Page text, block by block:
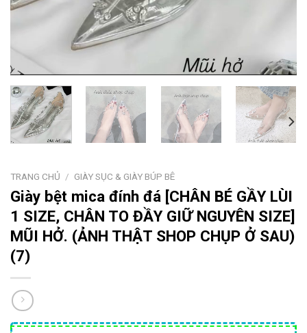
TRANG CHỦ / GIÀY SỤC & GIÀY BÚP BÊ
Giày bệt mica đính đá [CHÂN BÉ GẦY LÙI
1 SIZE, CHÂN TO ĐẦY GIỮ NGUYÊN SIZE]
MŨI HỞ. (ẢNH THẬT SHOP CHỤP Ở SAU)
(7)